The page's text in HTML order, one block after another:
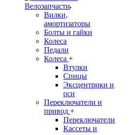
Велозапчасти
Вилки,
амортизаторы
Болты и гайки
Колеса
Педали
Колеса +
Втулки
Спицы
Эксцентрики и
оси
Переключатели и
привод +
Переключатели
Кассеты и